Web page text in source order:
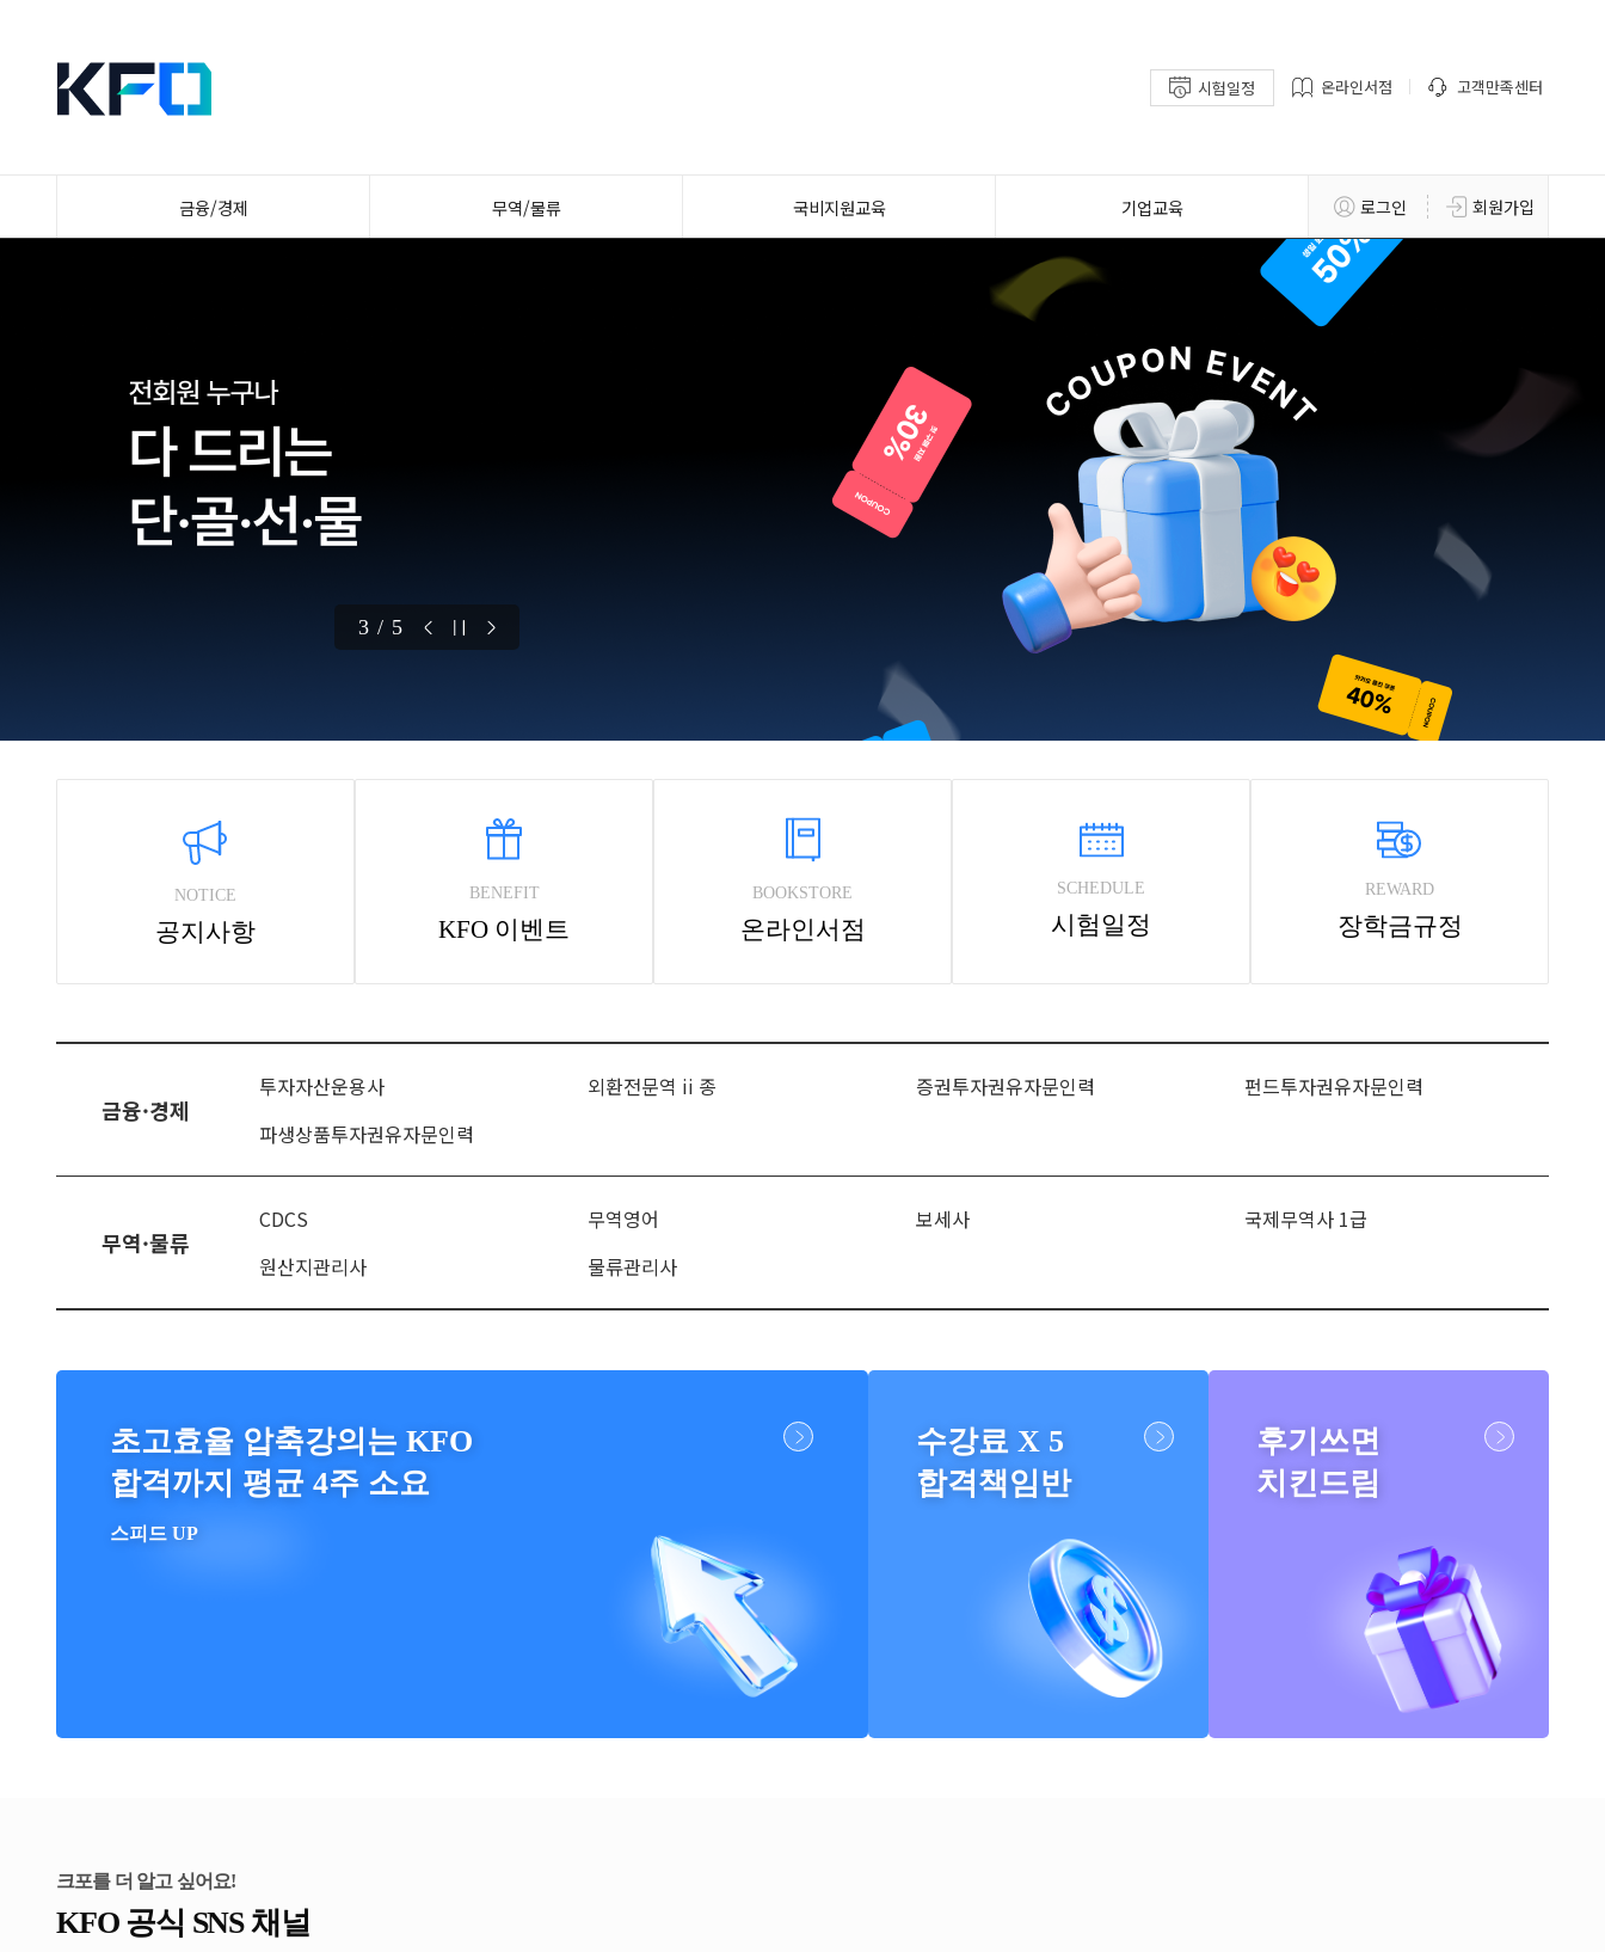
시험일정 온라인서점 고객만족센터
금융/경제 무역/물류 국비지원교육 기업교육 로그인 회원가입
4 / 5
NOTICE
공지사항
BENEFIT
KFO 이벤트
BOOKSTORE
온라인서점
SCHEDULE
시험일정
REWARD
장학금규정
금융·경제
투자자산운용사 외환전문역 ii 종 증권투자권유자문인력
펀드투자권유자문인력
파생상품투자권유자문인력
무역·물류
CDCS 무역영어 보세사
국제무역사 1급
원산지관리사
물류관리사
초고효율 압축강의는 KFO
합격까지 평균 4주 소요
스피드 UP
수강료 X 5
합격책임반
후기쓰면
치킨드림
크포를 더 알고 싶어요!
KFO 공식 SNS 채널